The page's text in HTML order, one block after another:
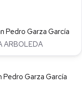
Pedro Garza García
ARBOLEDA
Pedro Garza García